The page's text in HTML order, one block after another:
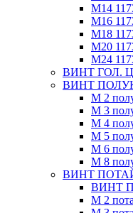
М14
М16
М18
М20
М24
ВИНТ ГОЛ.
ВИНТ
М 2
М 3
М 4
М 5
М 6
М 8
ВИНТ ПОТАЙ
ВИНТ
М 2